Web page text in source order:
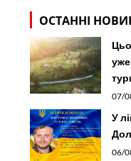
ОСТАННІ
07/
У
06/